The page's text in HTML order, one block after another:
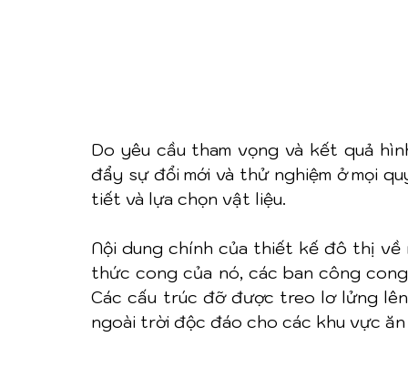
Do yêu cầu tham vọng và kết quả
đẩy sự đổi mới và thử nghiệm ở mọi
tiết và lựa chọn vật liệu.
Nội dung chính của thiết kế đô thị về
thức cong của nó, các ban công
Các cấu trúc đỡ được treo lơ lửng
ngoài trời độc đáo cho các khu vực